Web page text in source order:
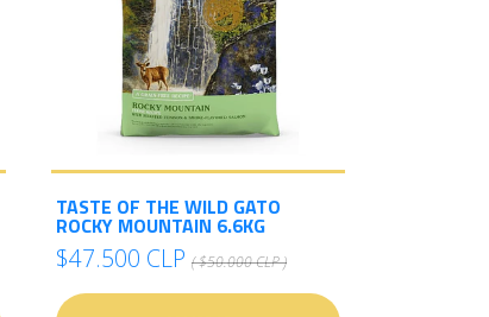
TASTE OF THE WILD GATO
ROCKY MOUNTAIN 6.6KG
$47.500 CLP ( $50.000 CLP )